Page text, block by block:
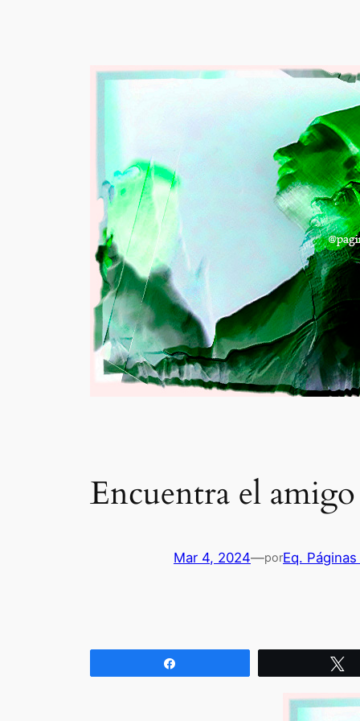
Encuentra el
Mar 4, 2024—porEq.